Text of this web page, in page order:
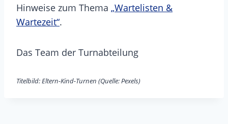
Hinweise zum Thema „Wartelisten &
Wartezeit“.
Das Team der Turnabteilung
Titelbild: Eltern-Kind-Turnen (Quelle: Pexels)